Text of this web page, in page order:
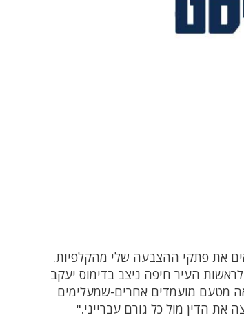
את פתקי ההצבעה שלי מהקלפיות.
העיר חיפה ניצב בדימוס יעקב
מטעם מועמדים אחרים-שמעלימים
הדין מול כל גורם עברייני."